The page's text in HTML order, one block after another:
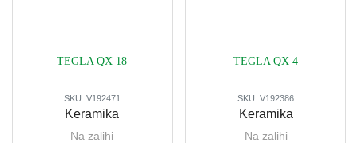
TEGLA QX 18
SKU: V192471
Keramika
Na zalihi
TEGLA QX 4
SKU:V192386
Keramika
Na zalihi